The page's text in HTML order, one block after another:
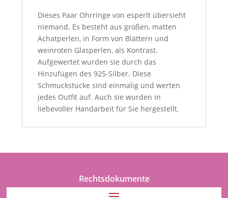
Dieses Paar Ohrringe von esperlt übersieht
niemand. Es besteht aus großen, matten
Achatperlen, in Form von Blättern und
weinroten Glasperlen, als Kontrast.
Aufgewertet wurden sie durch das
Hinzufügen des 925-Silber. Diese
Schmuckstücke sind einmalig und werten
jedes Outfit auf. Auch sie wurden in
liebevoller Handarbeit für Sie hergestellt.
Rechtsdokumente